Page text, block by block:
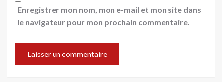
Enregistrer mon nom, mon e-mail et mon site dans
le navigateur pour mon prochain commentaire.